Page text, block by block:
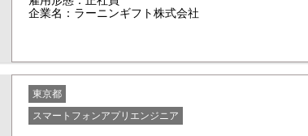
企業名：ラーニンギフト株式会社
東京都
スマートフォンアプリエンジニア